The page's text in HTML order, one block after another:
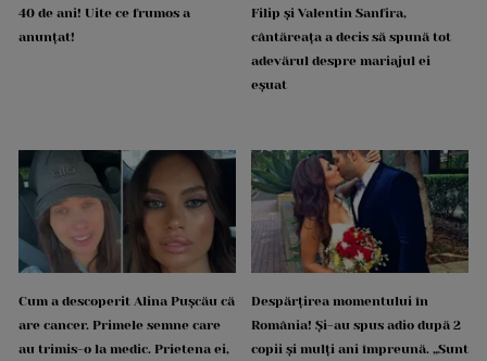
40 de ani! Uite ce frumos a
anunțat!
Filip și Valentin Sanfira,
cântăreața a decis să spună tot
adevărul despre mariajul ei
eșuat
Cum a descoperit Alina Pușcău că
are cancer. Primele semne care
au trimis-o la medic. Prietena ei,
Despărțirea momentului în
România! Și-au spus adio după 2
copii și mulți ani împreună. „Sunt